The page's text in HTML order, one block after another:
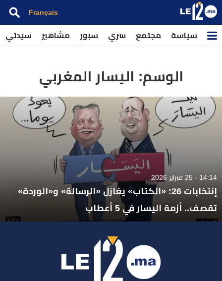
Français
سياسة مجتمع سري سبور مشاهير سيدتي
الوسم: اليسار المغربي
14:14 - 25 فبراير 2026
إنتخابات 26: «الكتاب» يغازل «الرسالة» و«الوردة»
تقصف.. أزمة اليسار في 5 أعطاب